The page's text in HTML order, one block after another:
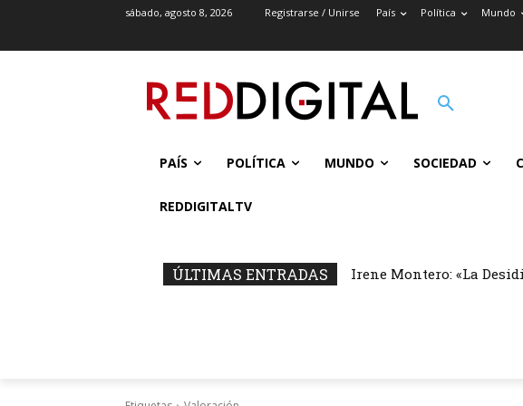
sábado, agosto 8, 2026 Registrarse / Unirse País Política Mundo
PAÍS POLÍTICA MUNDO SOCIEDAD
REDDIGITALTV
ÚLTIMAS ENTRADAS Irene Montero: «La